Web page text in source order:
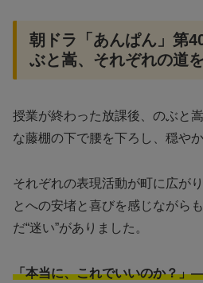
朝ドラ「あんぱん」第
ぶと嵩、それぞれの道
授業が終わった放課後、のぶと
な藤棚の下で腰を下ろし、穏や
それぞれの表現活動が町に広が
とへの安堵と喜びを感じながら
だ“迷い”がありました。
「本当に、これでいいのか？」